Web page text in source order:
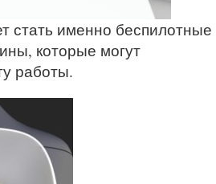
стать именно беспилотные
которые могут
работы.